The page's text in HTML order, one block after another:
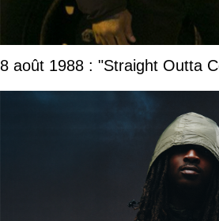
8 août 1988 : "Straight Outta